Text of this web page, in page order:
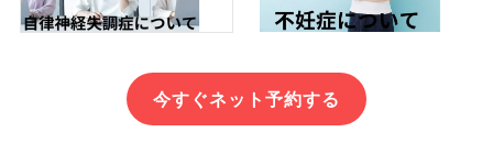
今すぐネット予約する